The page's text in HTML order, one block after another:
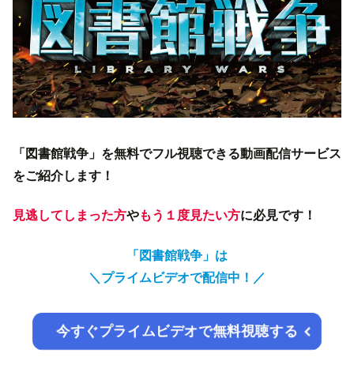
「図書館戦争」を無料でフル視聴できる動画配信サービス
をご紹介します！
見逃してしまった方やもう１度見たい方に必見です！
「図書館戦争」は
＼ プライムビデオで配信中！／
今すぐプライムビデオで無料視聴する